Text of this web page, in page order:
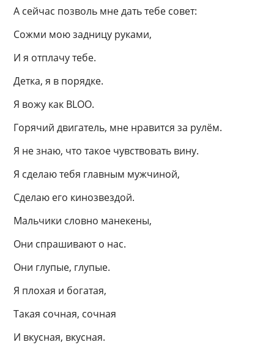
А сейчас позволь мне дать тебе совет:
Сожми мою задницу руками,
И я отплачу тебе.
Детка, я в порядке.
Я вожу как BLOO.
Горячий двигатель, мне нравится за рулём.
Я не знаю, что такое чувствовать вину.
Я сделаю тебя главным мужчиной,
Сделаю его кинозвездой.
Мальчики словно манекены,
Они спрашивают о нас.
Они глупые, глупые.
Я плохая и богатая,
Такая сочная, сочная
И вкусная, вкусная.